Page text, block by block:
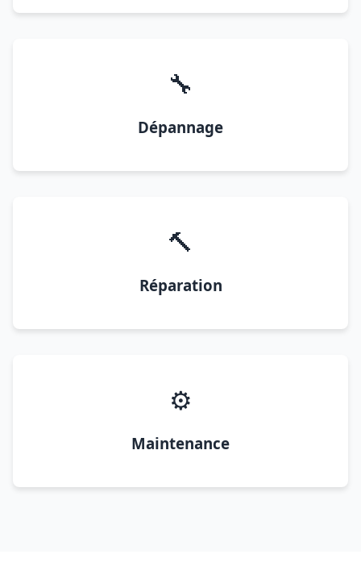
🔧
Dépannage
🔨
Réparation
⚙️
Maintenance